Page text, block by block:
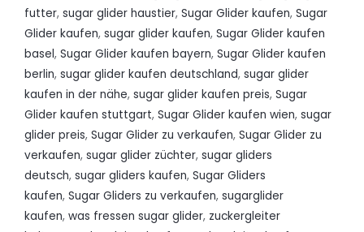
futter, sugar glider haustier, Sugar Glider kaufen, Sugar
Glider kaufen, sugar glider kaufen, Sugar Glider kaufen
basel, Sugar Glider kaufen bayern, Sugar Glider kaufen
berlin, sugar glider kaufen deutschland, sugar glider
kaufen in der nähe, sugar glider kaufen preis, Sugar
Glider kaufen stuttgart, Sugar Glider kaufen wien, sugar
glider preis, Sugar Glider zu verkaufen, Sugar Glider zu
verkaufen, sugar glider züchter, sugar gliders
deutsch, sugar gliders kaufen, Sugar Gliders
kaufen, Sugar Gliders zu verkaufen, sugarglider
kaufen, was fressen sugar glider, zuckergleiter